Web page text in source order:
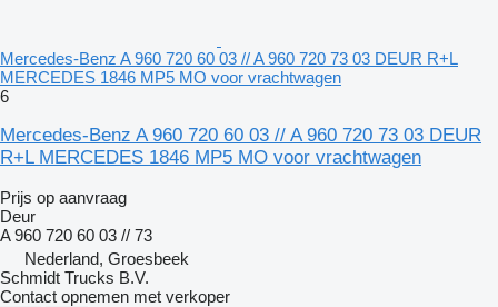
Mercedes-Benz A 960 720 60 03 // A 960 720 73 03 DEUR R+L
MERCEDES 1846 MP5 MO voor vrachtwagen
6
Mercedes-Benz A 960 720 60 03 // A 960 720 73 03 DEUR
R+L MERCEDES 1846 MP5 MO voor vrachtwagen
Prijs op aanvraag
Deur
A 960 720 60 03 // 73
Nederland, Groesbeek
Schmidt Trucks B.V.
Contact opnemen met verkoper